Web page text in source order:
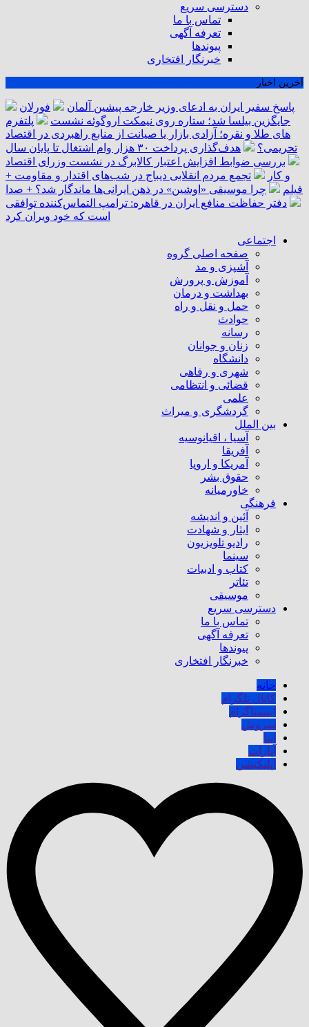
دسترسی سریع
تماس با ما
تعرفه آگهی
پیوندها
خبرنگار افتخاری
آخرین اخبار
پاسخ سفیر ایران به ادعای وزیر خارجه پیشین آلمان
فورلان
جایگزین بیلسا شد؛ ستاره روی نیمکت اروگوئه نشست
پلتفرم
‌های طلا و نقره؛ آزادی بازار یا صیانت از منابع راهبردی در اقتصاد
تحریمی؟
هدف‌گذاری پرداخت ۳۰ هزار وام اشتغال تا پایان سال
بررسی ضوابط افزایش اعتبار کالابرگ در نشست وزرای اقتصاد
و کار
تجمع مردم انقلابی دیباج در شب‌های اقتدار و مقاومت +
فیلم
چرا موسیقی «اوشین» در ذهن ایرانی‌ها ماندگار شد؟ + صدا
دفتر حفاظت منافع ایران در قاهره: ترامپ التماس‌کننده توافقی
است که خود ویران کرد
اجتماعی
صفحه اصلی گروه
آشپزی و مد
آموزش و پرورش
بهداشت و درمان
حمل و نقل و راه
حوادث
رسانه
زنان و جوانان
دانشگاه
شهری و رفاهی
قضائی و انتظامی
علمی
گردشگری و میراث
بین الملل
آسیا ، اقیانوسیه
آفریقا
آمریکا و اروپا
حقوق بشر
خاورمیانه
فرهنگی
آئین و اندیشه
ایثار و شهادت
رادیو تلویزیون
سینما
کتاب و ادبیات
تئاتر
موسیقی
دسترسی سریع
تماس با ما
تعرفه آگهی
پیوندها
خبرنگار افتخاری
خانه
کانال تلگرام
اینستاگرام
سروش
ایتا
آپارات
اپلیکیشن